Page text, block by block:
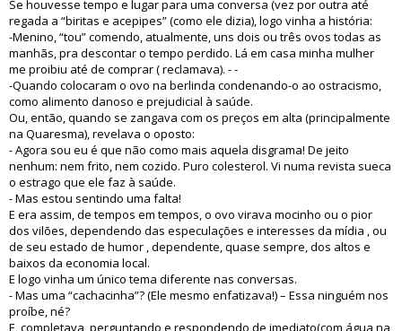
Se houvesse tempo e lugar para uma conversa (vez por outra até
regada a “biritas e acepipes” (como ele dizia), logo vinha a história:
-Menino, “tou” comendo, atualmente, uns dois ou três ovos todas as
manhãs, pra descontar o tempo perdido. Lá em casa minha mulher
me proibiu até de comprar ( reclamava). - -
-Quando colocaram o ovo na berlinda condenando-o ao ostracismo,
como alimento danoso e prejudicial à saúde.
Ou, então, quando se zangava com os preços em alta (principalmente
na Quaresma), revelava o oposto:
- Agora sou eu é que não como mais aquela disgrama! De jeito
nenhum: nem frito, nem cozido. Puro colesterol. Vi numa revista sueca
o estrago que ele faz à saúde.
- Mas estou sentindo uma falta!
E era assim, de tempos em tempos, o ovo virava mocinho ou o pior
dos vilões, dependendo das especulações e interesses da mídia , ou
de seu estado de humor , dependente, quase sempre, dos altos e
baixos da economia local.
E logo vinha um único tema diferente nas conversas.
- Mas uma “cachacinha”? (Ele mesmo enfatizava!) – Essa ninguém nos
proíbe, né?
E, completava, perguntando e respondendo de imediato(com água na